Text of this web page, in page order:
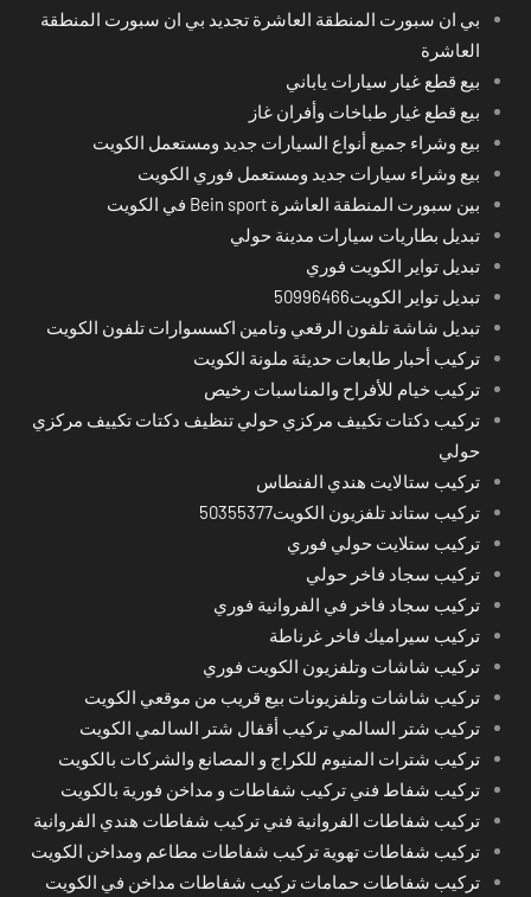
بي ان سبورت المنطقة العاشرة تجديد بي ان سبورت المنطقة
العاشرة
بيع قطع غيار سيارات ياباني
بيع قطع غيار طباخات وأفران غاز
بيع وشراء جميع أنواع السيارات جديد ومستعمل الكويت
بيع وشراء سيارات جديد ومستعمل فوري الكويت
بين سبورت المنطقة العاشرة Bein sport في الكويت
تبديل بطاريات سيارات مدينة حولي
تبديل تواير الكويت فوري
تبديل تواير الكويت50996466
تبديل شاشة تلفون الرقعي وتامين اكسسوارات تلفون الكويت
تركيب أحبار طابعات حديثة ملونة الكويت
تركيب خيام للأفراح والمناسبات رخيص
تركيب دكتات تكييف مركزي حولي تنظيف دكتات تكييف مركزي
حولي
تركيب ستالايت هندي الفنطاس
تركيب ستاند تلفزيون الكويت50355377
تركيب ستلايت حولي فوري
تركيب سجاد فاخر حولي
تركيب سجاد فاخر في الفروانية فوري
تركيب سيراميك فاخر غرناطة
تركيب شاشات وتلفزيون الكويت فوري
تركيب شاشات وتلفزيونات بيع قريب من موقعي الكويت
تركيب شتر السالمي تركيب أقفال شتر السالمي الكويت
تركيب شترات المنيوم للكراج و المصانع والشركات بالكويت
تركيب شفاط فني تركيب شفاطات و مداخن فورية بالكويت
تركيب شفاطات الفروانية فني تركيب شفاطات هندي الفروانية
تركيب شفاطات تهوية تركيب شفاطات مطاعم ومداخن الكويت
تركيب شفاطات حمامات تركيب شفاطات مداخن في الكويت